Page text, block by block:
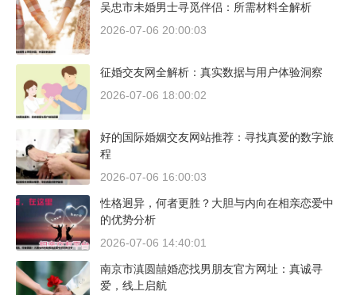
吴忠市未婚男士寻觅伴侣：所需材料全解析
2026-07-06 20:00:03
征婚交友网全解析：真实数据与用户体验洞察
2026-07-06 18:00:02
好的国际婚姻交友网站推荐：寻找真爱的数字旅
程
2026-07-06 16:00:03
性格迥异，何者更胜？大胆与内向在相亲恋爱中
的优势分析
2026-07-06 14:40:01
南京市滇圆囍婚恋找男朋友官方网址：真诚寻
爱，线上启航